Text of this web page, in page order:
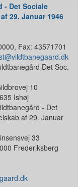
- Det Sociale
29. Januar 1946
Fax: 43571701
Det Soc.
10
Ishøj
- Det
af 29. Januar
33
Frederiksberg